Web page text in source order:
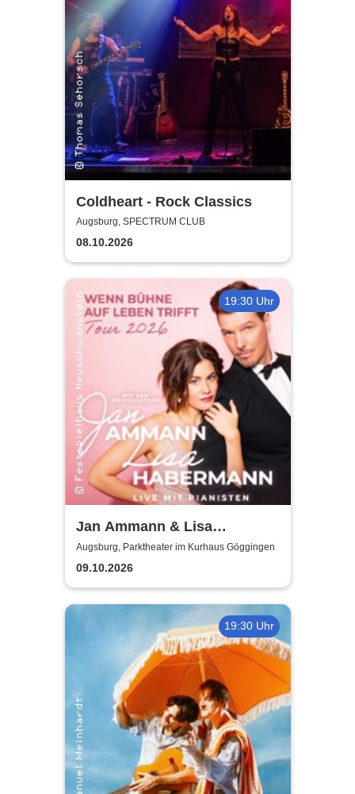
Coldheart - Rock Classics
Augsburg, SPECTRUM CLUB
08.10.2026
19:30 Uhr
Jan Ammann & Lisa
Habermann - Tour 2026
Augsburg, Parktheater im Kurhaus Göggingen
09.10.2026
19:30 Uhr